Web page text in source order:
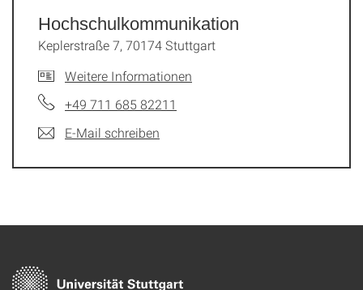
Hochschulkommunikation
Keplerstraße 7, 70174 Stuttgart
Weitere Informationen
+49 711 685 82211
E-Mail schreiben